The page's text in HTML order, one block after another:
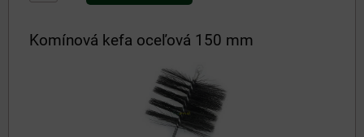
Komínová kefa oceľová 150 mm